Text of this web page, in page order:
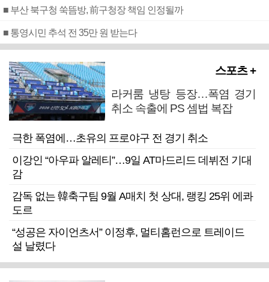
■ 부산 북구청 쑥뜸방, 前구청장 책임 인정될까
■ 통영시민 추석 전 35만 원 받는다
스포츠 +
라커룸 냉탕 등장…폭염 경기
취소 속출에 PS 셈법 복잡
극한 폭염에…초유의 프로야구 전 경기 취소
이강인 “아우파 알레티”…9일 AT마드리드 데뷔전 기대
감
감독 없는 韓축구팀 9월 A매치 첫 상대, 랭킹 25위 에콰
도르
“성공은 자이언츠서” 이정후, 멀티홈런으로 트레이드
설 날렸다